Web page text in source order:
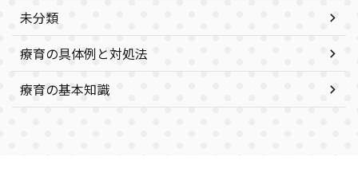
未分類
療育の具体例と対処法
療育の基本知識